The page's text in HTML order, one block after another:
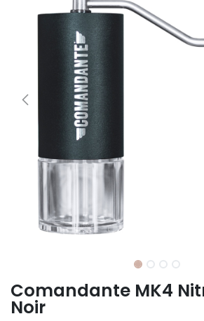
Comandante MK4
Noir